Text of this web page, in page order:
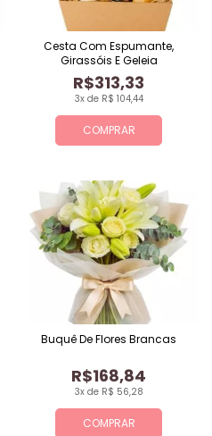
COMPRAR
3x de R$ 104,44
R$313,33
Cesta Com Espumante,
Girassóis E Geleia
COMPRAR
3x de R$ 56,28
R$168,84
Buquê De Flores Brancas